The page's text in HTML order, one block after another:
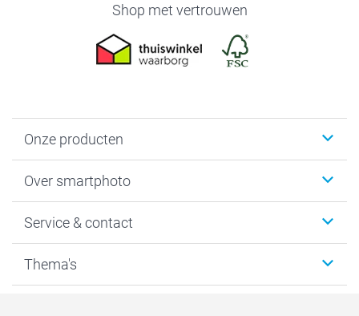
Shop met vertrouwen
Onze producten
Fotoboeken
Fotocadeaus
Kaarten
Over smartphoto
Vacatures
Bestelproces
Service & contact
Tevredenheidsgarantie
Thema's